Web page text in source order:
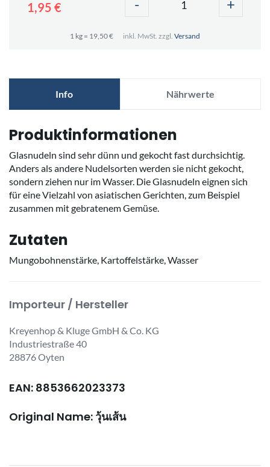
1,95 € - +
1 kg = 19,50 € inkl. MwSt. zzgl. Versand
Info Nährwerte
Produktinformationen
Glasnudeln sind sehr dünn und gekocht fast durchsichtig.
Anders als andere Nudelsorten werden sie nicht gekocht,
sondern ziehen nur im Wasser. Die Glasnudeln eignen sich
für eine Vielzahl von asiatischen Gerichten, zum Beispiel
zusammen mit gebratenem Gemüse.
Zutaten
Mungobohnenstärke, Kartoffelstärke, Wasser
Importeur / Hersteller
Kreyenhop & Kluge GmbH & Co. KG
Industriestraße 40
28876 Oyten
EAN: 8853662023373
Original Name: วุ้นเส้น